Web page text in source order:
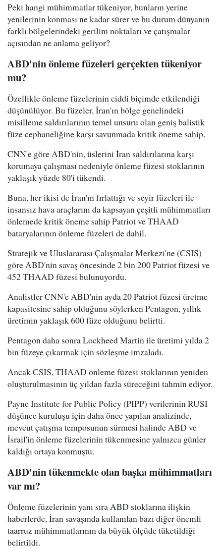
Peki hangi mühimmatlar tükeniyor, bunların yerine
yenilerinin konması ne kadar sürer ve bu durum dünyanın
farklı bölgelerindeki gerilim noktaları ve çatışmalar
açısından ne anlama geliyor?
ABD'nin önleme füzeleri gerçekten tükeniyor
mu?
Özellikle önleme füzelerinin ciddi biçimde etkilendiği
düşünülüyor. Bu füzeler, İran'ın bölge genelindeki
misilleme saldırılarının temel unsuru olan geniş balistik
füze cephaneliğine karşı savunmada kritik öneme sahip.
CNN'e göre ABD'nin, üslerini İran saldırılarına karşı
korumaya çalışması nedeniyle önleme füzesi stoklarının
yaklaşık yüzde 80'i tükendi.
Buna, her ikisi de İran'ın fırlattığı ve seyir füzeleri ile
insansız hava araçlarını da kapsayan çeşitli mühimmatları
önlemede kritik öneme sahip Patriot ve THAAD
bataryalarının önleme füzeleri de dahil.
Stratejik ve Uluslararası Çalışmalar Merkezi'ne (CSIS)
göre ABD'nin savaş öncesinde 2 bin 200 Patriot füzesi ve
452 THAAD füzesi bulunuyordu.
Analistler CNN'e ABD'nin ayda 20 Patriot füzesi üretme
kapasitesine sahip olduğunu söylerken Pentagon, yıllık
üretimin yaklaşık 600 füze olduğunu belirtti.
Pentagon daha sonra Lockheed Martin ile üretimi yılda 2
bin füzeye çıkarmak için sözleşme imzaladı.
Ancak CSIS, THAAD önleme füzesi stoklarının yeniden
oluşturulmasının üç yıldan fazla süreceğini tahmin ediyor.
Payne Institute for Public Policy (PIPP) verilerinin RUSI
düşünce kuruluşu için daha önce yapılan analizinde,
mevcut çatışma temposunun sürmesi halinde ABD ve
İsrail'in önleme füzelerinin tükenmesine yalnızca günler
kaldığı ortaya konmuştu.
ABD'nin tükenmekte olan başka mühimmatları
var mı?
Önleme füzelerinin yanı sıra ABD stoklarına ilişkin
haberlerde, İran savaşında kullanılan bazı diğer önemli
taarruz mühimmatlarının da büyük ölçüde tüketildiği
belirtildi.